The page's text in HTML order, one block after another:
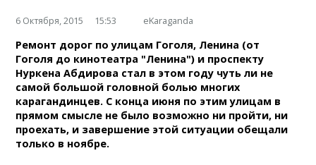
6 Октября, 2015 15:53 eKaraganda
Ремонт дорог по улицам Гоголя, Ленина (от
Гоголя до кинотеатра "Ленина") и проспекту
Нуркена Абдирова стал в этом году чуть ли не
самой большой головной болью многих
карагандинцев. С конца июня по этим улицам в
прямом смысле не было возможно ни пройти, ни
проехать, и завершение этой ситуации обещали
только в ноябре.